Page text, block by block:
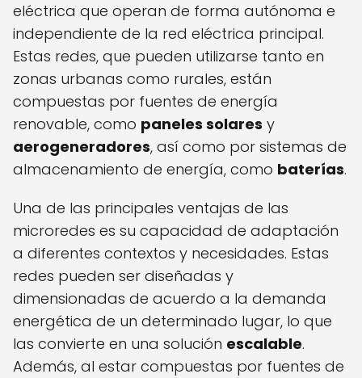
eléctrica que operan de forma autónoma e
independiente de la red eléctrica principal.
Estas redes, que pueden utilizarse tanto en
zonas urbanas como rurales, están
compuestas por fuentes de energía
renovable, como paneles solares y
aerogeneradores, así como por sistemas de
almacenamiento de energía, como baterías.
Una de las principales ventajas de las
microredes es su capacidad de adaptación
a diferentes contextos y necesidades. Estas
redes pueden ser diseñadas y
dimensionadas de acuerdo a la demanda
energética de un determinado lugar, lo que
las convierte en una solución escalable.
Además, al estar compuestas por fuentes de